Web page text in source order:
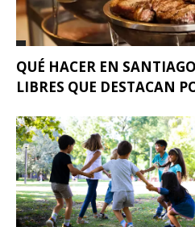
QUÉ HACER EN
LIBRES QUE DESTACAN